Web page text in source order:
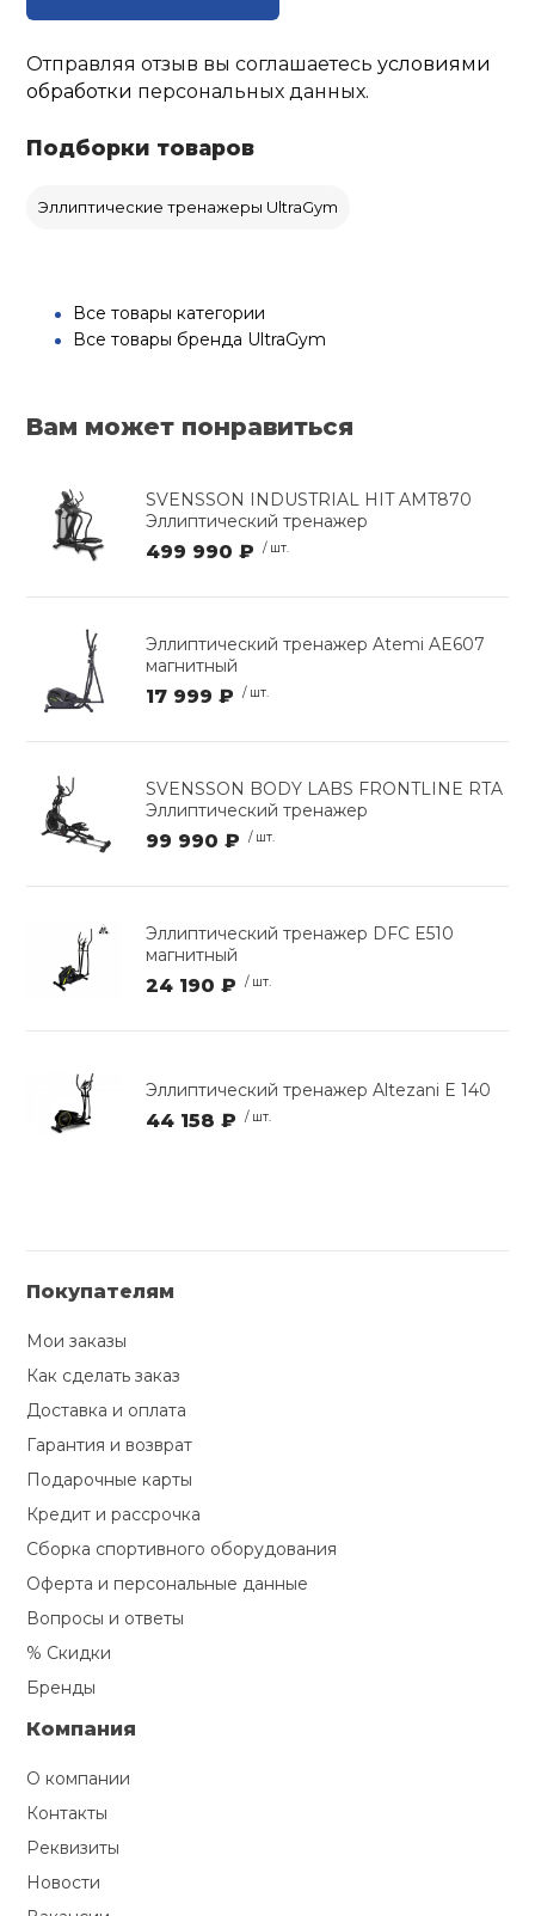
Отправляя отзыв вы соглашаетесьусловиями
обработки персональных данных.
Подборки товаров
Эллиптические тренажеры UltraGym
Все товары категории
Все товары бренда UltraGym
Вам может понравиться
SVENSSON INDUSTRIAL HIT AMT870
Эллиптический тренажер
499 990 ₽ / шт.
Эллиптический тренажер Atemi AE607
магнитный
17 999 ₽ / шт.
SVENSSON BODY LABS FRONTLINE RTA
Эллиптический тренажер
99 990 ₽ / шт.
Эллиптический тренажер DFC E510
магнитный
24 190 ₽ / шт.
Эллиптический тренажер Altezani E 140
44 158 ₽ / шт.
Покупателям
Мои заказы
Как сделать заказ
Доставка и оплата
Гарантия и возврат
Подарочные карты
Кредит и рассрочка
Сборка спортивного оборудования
Оферта и персональные данные
Вопросы и ответы
% Скидки
Бренды
Компания
О компании
Контакты
Реквизиты
Новости